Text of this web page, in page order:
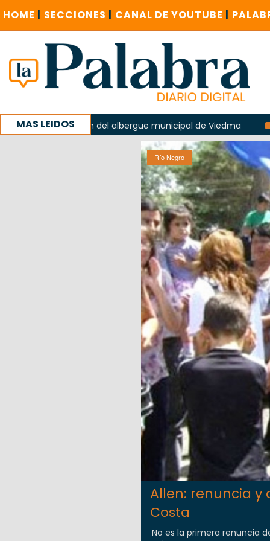
HOME | SECCIONES | CANAL DE YOUTUBE |
MAS LEIDOS
del albergue municipal de Viedma La UCR
sucursal del Correo Argentino en Sierra Grande
Río Negro
Allen: renuncia y
Costa
No es la primera renuncia